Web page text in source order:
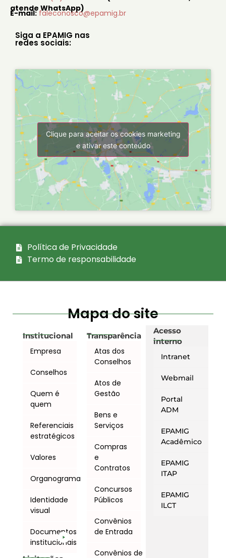
atende WhatsApp)
E-mail: faleconosco@epamig.br
Siga a EPAMIG nas
redes sociais:
Clique para aceitar os cookies marketing
e ativar este conteúdo
Política de Privacidade
Termo de responsabilidade
Mapa do site
Institucional
Empresa
Conselhos
Quem é
quem
Referenciais
estratégicos
Valores
Organograma
Identidade
visual
Documentos
institucionais
Transparência
Atas dos
Conselhos
Atos de
Gestão
Bens e
Serviços
Compras
e
Contratos
Concursos
Públicos
Convênios
de Entrada
Convênios de
Acesso
interno
Intranet
Webmail
Portal
ADM
EPAMIG
Acadêmico
EPAMIG
ITAP
EPAMIG
ILCT